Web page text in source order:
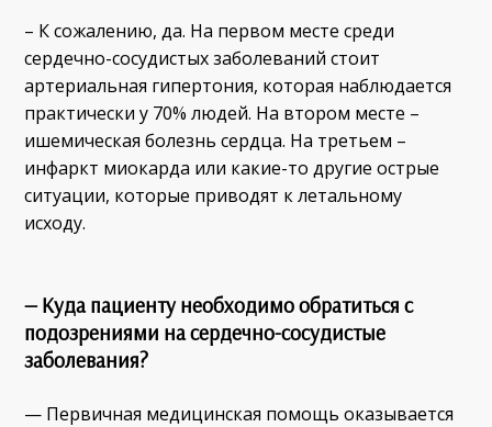
– К сожалению, да. На первом месте среди
сердечно-сосудистых заболеваний стоит
артериальная гипертония, которая наблюдается
практически у 70% людей. На втором месте –
ишемическая болезнь сердца. На третьем –
инфаркт миокарда или какие-то другие острые
ситуации, которые приводят к летальному
исходу.
— Куда пациенту необходимо обратиться с
подозрениями на сердечно-сосудистые
заболевания?
— Первичная медицинская помощь оказывается